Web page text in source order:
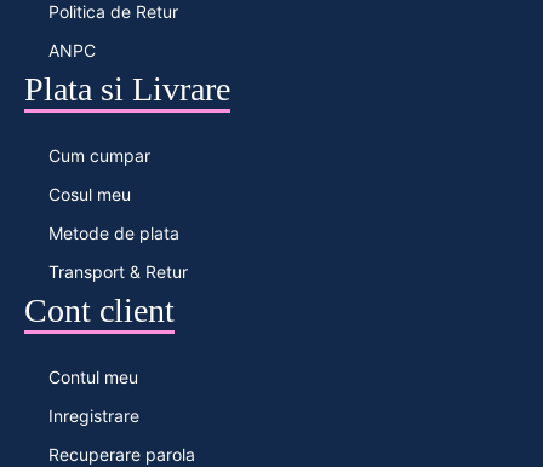
Politica de Retur
ANPC
Plata si Livrare
Cum cumpar
Cosul meu
Metode de plata
Transport & Retur
Cont client
Contul meu
Inregistrare
Recuperare parola